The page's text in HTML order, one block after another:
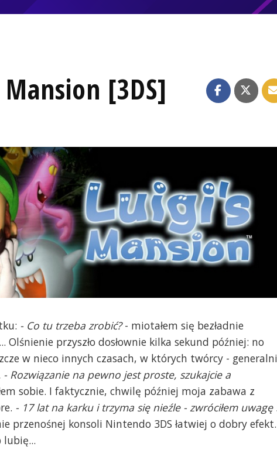
[3DS]
- Co tu trzeba zrobić?- miotałem się bezładnie
przyszło dosłownie kilka sekund później: no
w nieco innych czasach, w których twórcy -
- Rozwiązanie na pewno jest proste, szukajcie a
sobie. I faktycznie, chwilę później moja zabawa z
- 17 lat na karku i trzyma się nieźle - zwróciłem uwagę.
przenośnej konsoli Nintendo 3DS łatwiej o dobry efekt.
lubię...